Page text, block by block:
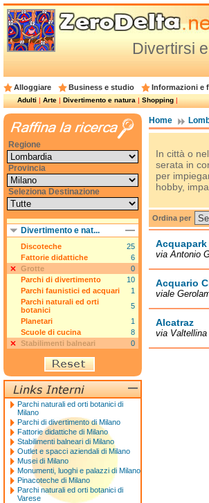
Divertirsi
Alloggiare Business e studio Informazioni e
Adulti|Arte|Divertimento e natura|Shopping|
Home
In città o
serata in
per
hobby,
Ordina per
via Antonio
Acquario
viale
Alcatraz
via
Regione
Provincia
Seleziona Destinazione
Divertimento e nat...
Discoteche
25
Fattorie didattiche
6
Grotte
0
Parchi di divertimento
10
Parchi faunistici ed acquari
1
Parchi naturali ed orti
botanici
5
Planetari
1
Scuole di cucina
8
Stabilimenti balneari
0
Parchi naturali ed orti botanici di
Milano
Parchi di divertimento di Milano
Fattorie didattiche di Milano
Stabilimenti balneari di Milano
Outlet e spacci aziendali di Milano
Musei di Milano
Monumenti, luoghi e palazzi di Milano
Pinacoteche di Milano
Parchi naturali ed orti botanici di
Varese